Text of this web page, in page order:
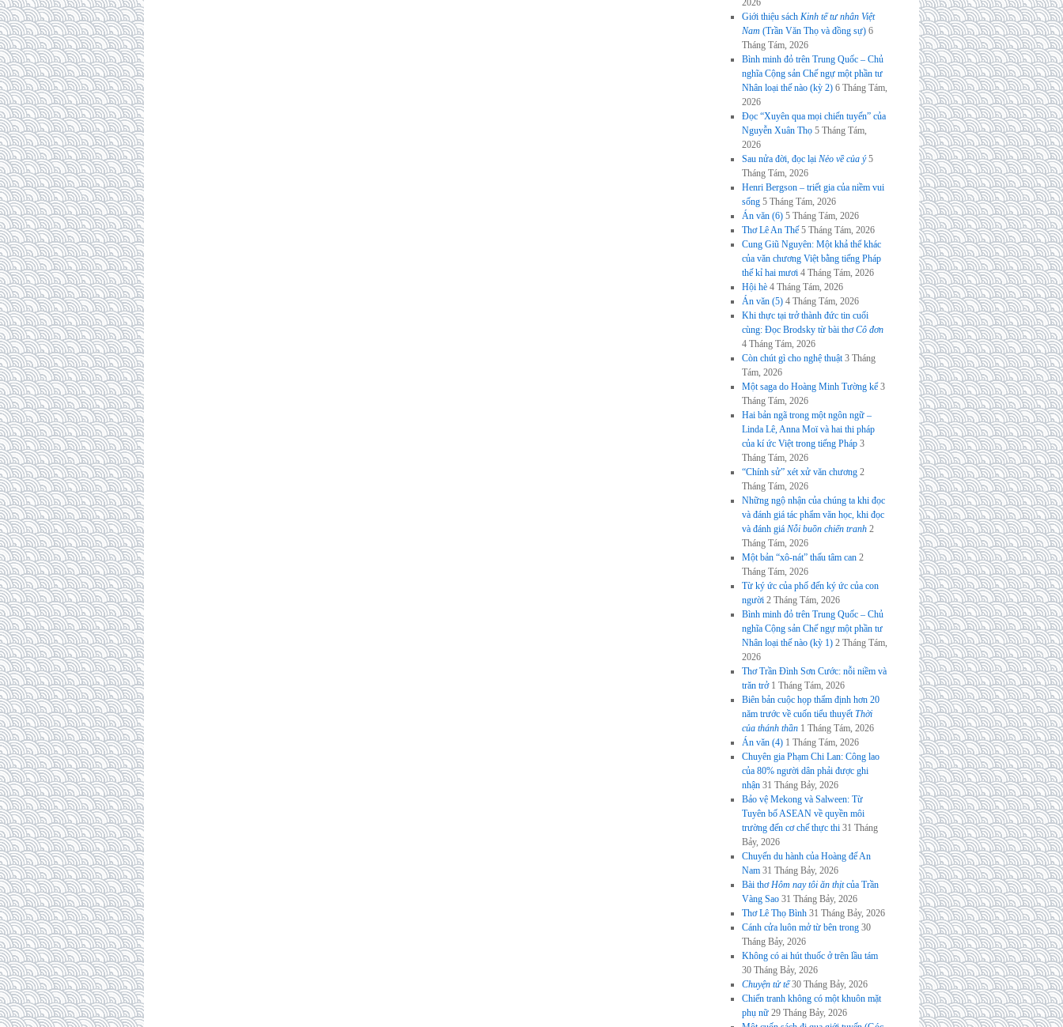
2026
Giới thiệu sách Kinh tế tư nhân Việt
Nam (Trần Văn Thọ và đồng sự) 6
Tháng Tám, 2026
Bình minh đỏ trên Trung Quốc – Chủ
nghĩa Cộng sản Chế ngự một phần tư
Nhân loại thế nào (kỳ 2) 6 Tháng Tám,
2026
Đọc “Xuyên qua mọi chiến tuyến” của
Nguyễn Xuân Thọ 5 Tháng Tám,
2026
Sau nửa đời, đọc lại Nẻo về của ý 5
Tháng Tám, 2026
Henri Bergson – triết gia của niềm vui
sống 5 Tháng Tám, 2026
Án văn (6) 5 Tháng Tám, 2026
Thơ Lê An Thế 5 Tháng Tám, 2026
Cung Giũ Nguyên: Một khả thể khác
của văn chương Việt bằng tiếng Pháp
thế kỉ hai mươi 4 Tháng Tám, 2026
Hội hè 4 Tháng Tám, 2026
Án văn (5) 4 Tháng Tám, 2026
Khi thực tại trở thành đức tin cuối
cùng: Đọc Brodsky từ bài thơCô đơn
4 Tháng Tám, 2026
Còn chút gì cho nghệ thuật 3 Tháng
Tám, 2026
Một saga do Hoàng Minh Tường kể 3
Tháng Tám, 2026
Hai bản ngã trong một ngôn ngữ –
Linda Lê, Anna Moï và hai thi pháp
của kí ức Việt trong tiếng Pháp 3
Tháng Tám, 2026
“Chính sử” xét xử văn chương 2
Tháng Tám, 2026
Những ngộ nhận của chúng ta khi đọc
và đánh giá tác phẩm văn học, khi đọc
và đánh giá Nỗi buồn chiến tranh 2
Tháng Tám, 2026
Một bản “xô-nát” thấu tâm can 2
Tháng Tám, 2026
Từ ký ức của phố đến ký ức của con
người 2 Tháng Tám, 2026
Bình minh đỏ trên Trung Quốc – Chủ
nghĩa Cộng sản Chế ngự một phần tư
Nhân loại thế nào (kỳ 1) 2 Tháng Tám,
2026
Thơ Trần Đình Sơn Cước: nỗi niềm và
trăn trở 1 Tháng Tám, 2026
Biên bản cuộc họp thẩm định hơn 20
năm trước về cuốn tiểu thuyếtThời
của thánh thần 1 Tháng Tám, 2026
Án văn (4) 1 Tháng Tám, 2026
Chuyên gia Phạm Chi Lan: Công lao
của 80% người dân phải được ghi
nhận 31 Tháng Bảy, 2026
Bảo vệ Mekong và Salween: Từ
Tuyên bố ASEAN về quyền môi
trường đến cơ chế thực thi 31 Tháng
Bảy, 2026
Chuyến du hành của Hoàng đế An
Nam 31 Tháng Bảy, 2026
Bài thơHôm nay tôi ăn thịtcủa Trần
Vàng Sao 31 Tháng Bảy, 2026
Thơ Lê Thọ Bình 31 Tháng Bảy, 2026
Cánh cửa luôn mở từ bên trong 30
Tháng Bảy, 2026
Không có ai hút thuốc ở trên lầu tám
30 Tháng Bảy, 2026
Chuyện tử tế 30 Tháng Bảy, 2026
Chiến tranh không có một khuôn mặt
phụ nữ 29 Tháng Bảy, 2026